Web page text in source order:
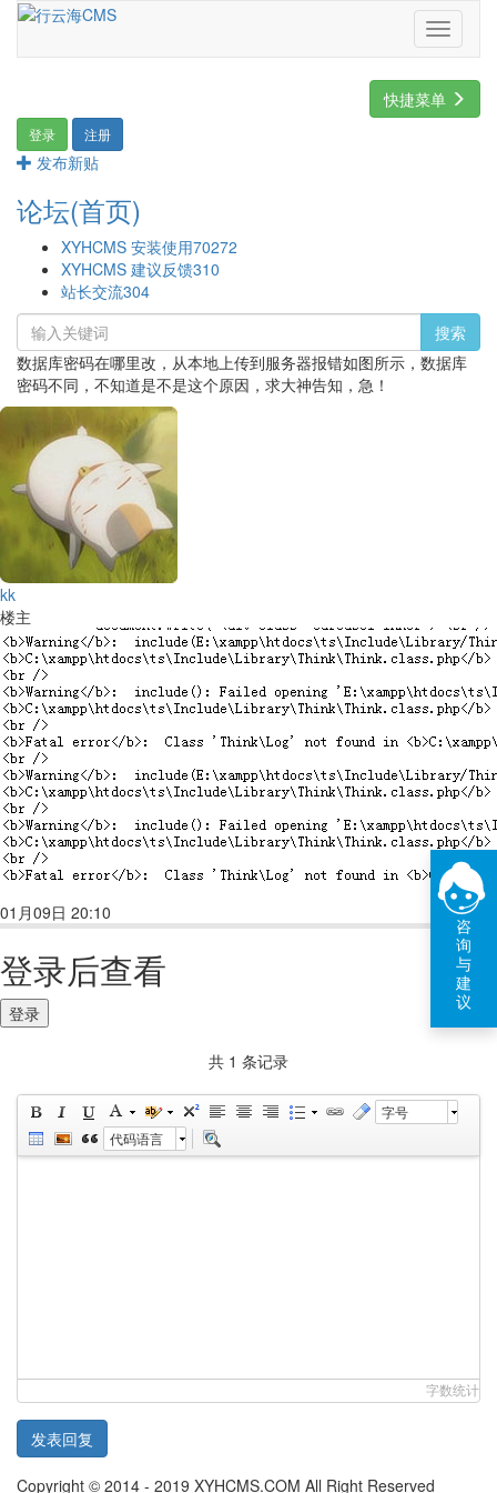
Toggle
快捷菜单
登录 注册
发布新贴
论坛(首页)
XYHCMS 安装使用70272
XYHCMS 建议反馈310
站长交流304
搜索
数据库密码在哪里改，从本地上传到服务器报错如图所示，数据库
密码不同，不知道是不是这个原因，求大神告知，急！
kk
楼主
01月09日 20:10
登录后查看
登录
共 1 条记录
字号
代码语言
字数统计
发表回复
Copyright © 2014 - 2019 XYHCMS.COM All Right Reserved
咨
询
与
建
议